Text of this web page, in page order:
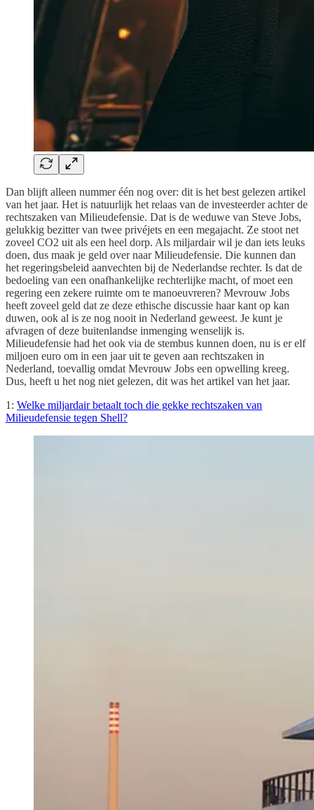
Dan blijft alleen nummer één nog over: dit is het best gelezen artikel
van het jaar. Het is natuurlijk het relaas van de investeerder achter de
rechtszaken van Milieudefensie. Dat is de weduwe van Steve Jobs,
gelukkig bezitter van twee privéjets en een megajacht. Ze stoot net
zoveel CO2 uit als een heel dorp. Als miljardair wil je dan iets leuks
doen, dus maak je geld over naar Milieudefensie. Die kunnen dan
het regeringsbeleid aanvechten bij de Nederlandse rechter. Is dat de
bedoeling van een onafhankelijke rechterlijke macht, of moet een
regering een zekere ruimte om te manoeuvreren? Mevrouw Jobs
heeft zoveel geld dat ze deze ethische discussie haar kant op kan
duwen, ook al is ze nog nooit in Nederland geweest. Je kunt je
afvragen of deze buitenlandse inmenging wenselijk is.
Milieudefensie had het ook via de stembus kunnen doen, nu is er elf
miljoen euro om in een jaar uit te geven aan rechtszaken in
Nederland, toevallig omdat Mevrouw Jobs een opwelling kreeg.
Dus, heeft u het nog niet gelezen, dit was het artikel van het jaar.
1: Welke miljardair betaalt toch die gekke rechtszaken van
Milieudefensie tegen Shell?